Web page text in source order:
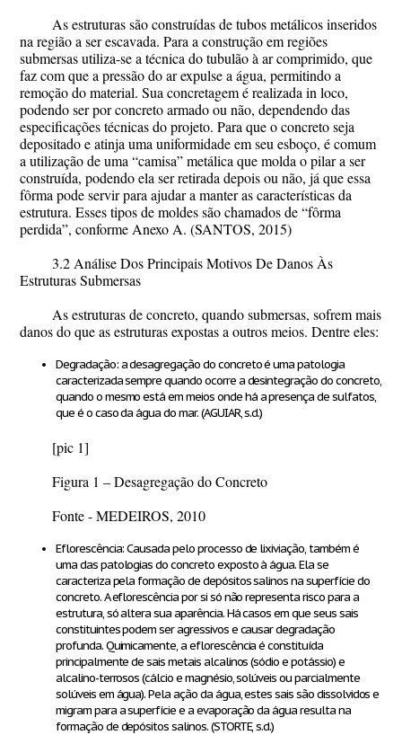
As estruturas são construídas de tubos metálicos inseridos
na região a ser escavada. Para a construção em regiões
submersas utiliza-se a técnica do tubulão à ar comprimido, que
faz com que a pressão do ar expulse a água, permitindo a
remoção do material. Sua concretagem é realizada in loco,
podendo ser por concreto armado ou não, dependendo das
especificações técnicas do projeto. Para que o concreto seja
depositado e atinja uma uniformidade em seu esboço, é comum
a utilização de uma “camisa” metálica que molda o pilar a ser
construída, podendo ela ser retirada depois ou não, já que essa
fôrma pode servir para ajudar a manter as características da
estrutura. Esses tipos de moldes são chamados de “fôrma
perdida”, conforme Anexo A. (SANTOS, 2015)
3.2 Análise Dos Principais Motivos De Danos Às
Estruturas Submersas
As estruturas de concreto, quando submersas, sofrem mais
danos do que as estruturas expostas a outros meios. Dentre eles:
Degradação: a desagregação do concreto é uma patologia
caracterizada sempre quando ocorre a desintegração do concreto,
quando o mesmo está em meios onde há a presença de sulfatos,
que é o caso da água do mar. (AGUIAR, s.d.)
[pic 1]
Figura 1 – Desagregação do Concreto
Fonte - MEDEIROS, 2010
Eflorescência: Causada pelo processo de lixiviação, também é
uma das patologias do concreto exposto à água. Ela se
caracteriza pela formação de depósitos salinos na superfície do
concreto. A eflorescência por si só não representa risco para a
estrutura, só altera sua aparência. Há casos em que seus sais
constituintes podem ser agressivos e causar degradação
profunda. Quimicamente, a eflorescência é constituída
principalmente de sais metais alcalinos (sódio e potássio) e
alcalino-terrosos (cálcio e magnésio, solúveis ou parcialmente
solúveis em água). Pela ação da água, estes sais são dissolvidos e
migram para a superfície e a evaporação da água resulta na
formação de depósitos salinos. (STORTE, s.d.)